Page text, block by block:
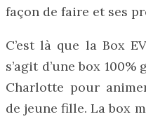
façon de faire et ses
C’est là que la Box
s’agit d’une box
Charlotte pour
de jeune fille. La box